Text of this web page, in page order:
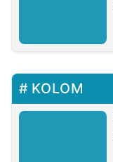
KOLOM